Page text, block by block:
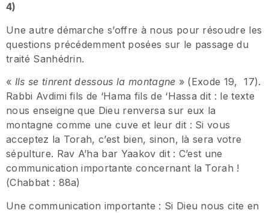
4)
Une autre démarche s’offre à nous pour résoudre les
questions précédemment posées sur le passage du
traité Sanhédrin.
« Ils se tinrent dessous la montagne » (Exode 19, 17).
Rabbi Avdimi fils de ‘Hama fils de ‘Hassa dit : le texte
nous enseigne que Dieu renversa sur eux la
montagne comme une cuve et leur dit : Si vous
acceptez la Torah, c’est bien, sinon, là sera votre
sépulture. Rav A’ha bar Yaakov dit : C’est une
communication importante concernant la Torah !
(Chabbat : 88a)
Une communication importante : Si Dieu nous cite en